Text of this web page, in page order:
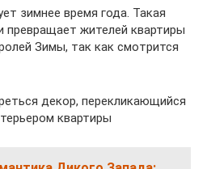
зимнее время года. Такая
превращает жителей квартиры
Зимы, так как смотрится
декор, перекликающийся
квартиры